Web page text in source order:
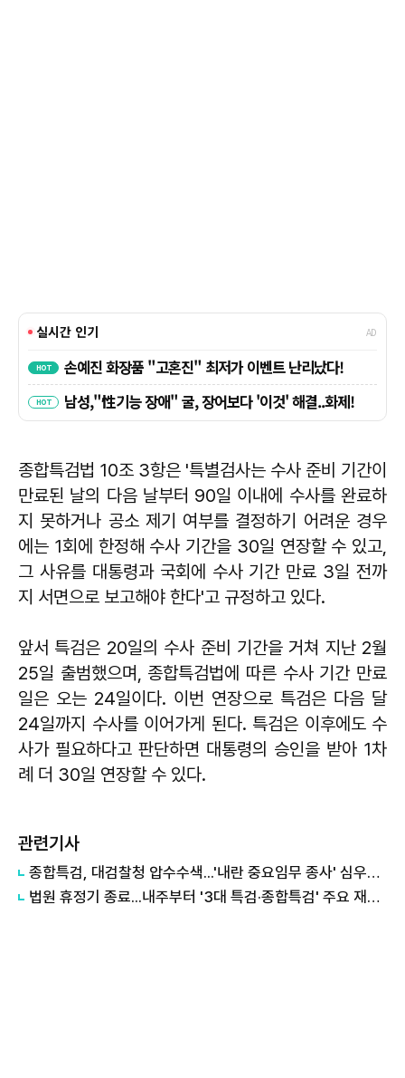
종합특검법 10조 3항은 '특별검사는 수사 준비 기간이
만료된 날의 다음 날부터 90일 이내에 수사를 완료하
지 못하거나 공소 제기 여부를 결정하기 어려운 경우
에는 1회에 한정해 수사 기간을 30일 연장할 수 있고,
그 사유를 대통령과 국회에 수사 기간 만료 3일 전까
지 서면으로 보고해야 한다'고 규정하고 있다.
앞서 특검은 20일의 수사 준비 기간을 거쳐 지난 2월
25일 출범했으며, 종합특검법에 따른 수사 기간 만료
일은 오는 24일이다. 이번 연장으로 특검은 다음 달
24일까지 수사를 이어가게 된다. 특검은 이후에도 수
사가 필요하다고 판단하면 대통령의 승인을 받아 1차
례 더 30일 연장할 수 있다.
관련기사
종합특검, 대검찰청 압수수색...'내란 중요임무 종사' 심우정 관련 수사
법원 휴정기 종료...내주부터 '3대 특검·종합특검' 주요 재판 속도